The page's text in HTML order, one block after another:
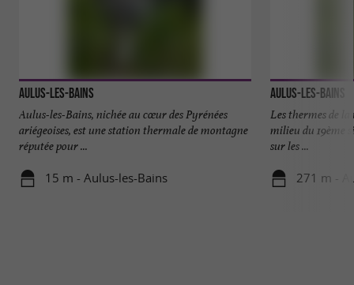
Aulus-les-Bains
Aulus-les-Bains, nichée au cœur des Pyrénées
ariégeoises, est une station thermale de montagne
réputée pour ...
15 m - Aulus-les-Bains
Aulus-les-Bains
Les thermes de
milieu du 19ème
sur les ...
271 m -